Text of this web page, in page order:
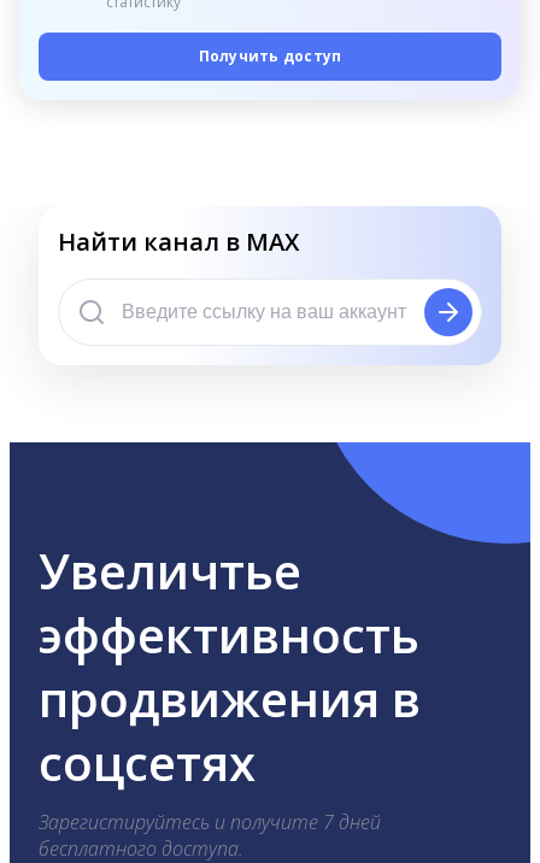
Получить доступ
Найти канал в MAX
Увеличтье
эффективность
продвижения в
соцсетях
Зарегистируйтесь и получите 7 дней
бесплатного доступа.